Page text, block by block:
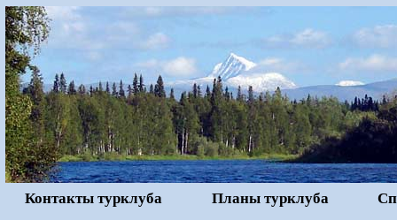
Контакты турклуба Планы турклуба